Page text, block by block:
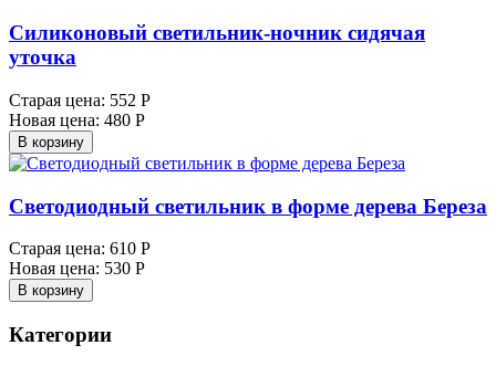
Силиконовый светильник-ночник сидячая
уточка
Старая цена: 552 Р
Новая цена: 480 Р
В корзину
Светодиодный светильник в форме дерева Береза
Старая цена: 610 Р
Новая цена: 530 Р
В корзину
Категории